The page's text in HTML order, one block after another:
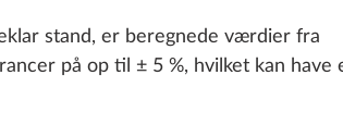
stand, er beregnede værdier fra
på op til ± 5 %, hvilket kan have